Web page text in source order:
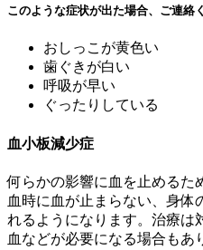
このような症状が出た場合、ご連絡
おしっこが黄色い
歯ぐきが白い
呼吸が早い
ぐったりしている
血小板減少症
何らかの影響に血を止めるた
血時に血が止まらない、身体
れるようになります。治療は
血などが必要になる場合もあ